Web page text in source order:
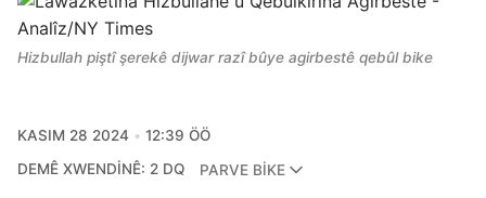
Hizbullah piştî şerekê dijwar razî bûye agirbestê qebûl bike
KASIM 28 2024
12:39 ÖÖ
DEMÊ XWENDINÊ: 2 DQ
PARVE BIKE